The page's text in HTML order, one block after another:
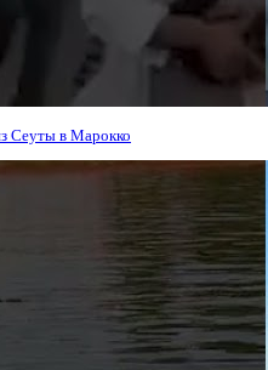
Сеуты в Марокко